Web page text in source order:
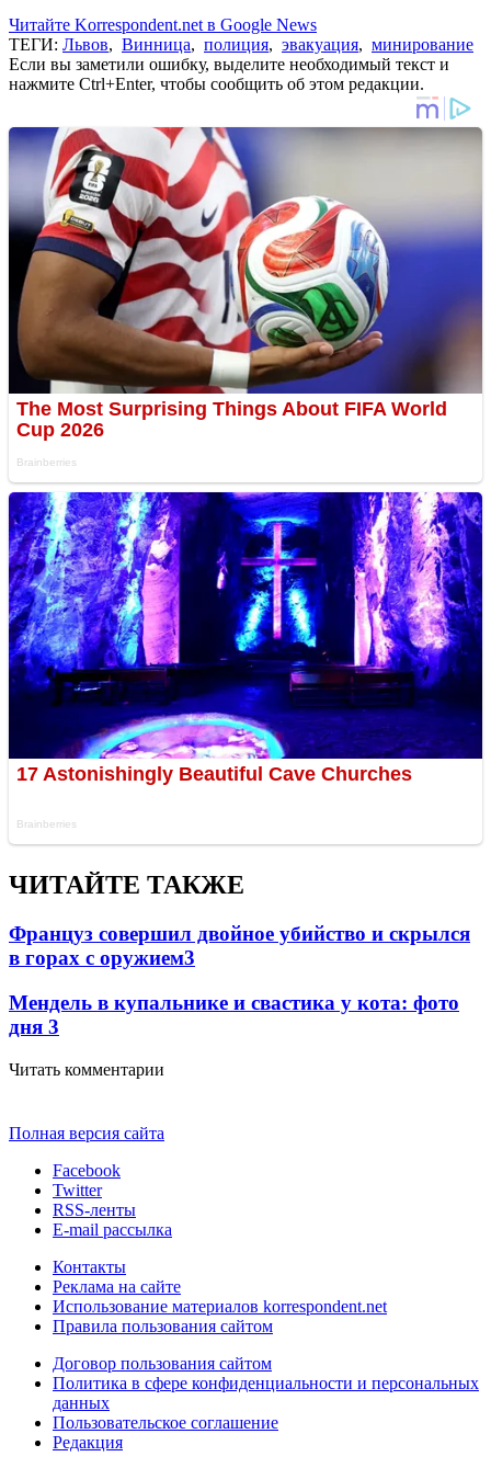
Читайте Korrespondent.net в Google News
ТЕГИ: Львов, Винница, полиция, эвакуация, минирование
Если вы заметили ошибку, выделите необходимый текст и
нажмите Ctrl+Enter, чтобы сообщить об этом редакции.
ЧИТАЙТЕ ТАКЖЕ
Француз совершил двойное убийство и скрылся
в горах с оружием3
Мендель в купальнике и свастика у кота: фото
дня 3
Читать комментарии
Полная версия сайта
Facebook
Twitter
RSS-ленты
E-mail рассылка
Контакты
Реклама на сайте
Использование материалов korrespondent.net
Правила пользования сайтом
Договор пользования сайтом
Политика в сфере конфиденциальности и персональных
данных
Пользовательское соглашение
Редакция